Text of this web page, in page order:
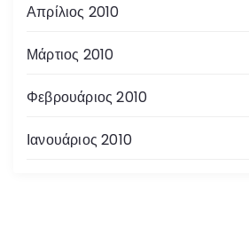
Απρίλιος 2010
Μάρτιος 2010
Φεβρουάριος 2010
Ιανουάριος 2010